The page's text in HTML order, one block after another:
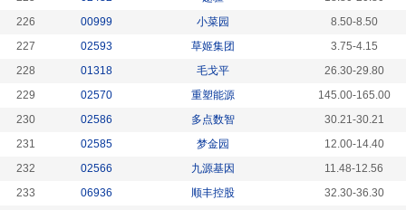
226
00999 小菜园
8.50-8.50
227
02593 草姬集团
3.75-4.15
228
01318 毛戈平
26.30-29.80
229
02570 重塑能源
145.00-165.00
230
02586 多点数智
30.21-30.21
231
02585 梦金园
12.00-14.40
232
02566 九源基因
11.48-12.56
233
06936 顺丰控股
32.30-36.30